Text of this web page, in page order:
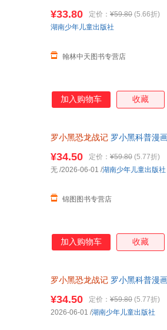
¥33.80 定价： ¥59.80 (5.66折)
翰林中天图书专营店
湖南少年儿童出版社
加入购物车 收藏
罗小黑恐龙战记 罗小黑科普漫
¥34.50 定价： ¥59.80 (5.77折)
锦图图书专营店
无 /2026-06-01 /湖南少年儿童出版社
加入购物车 收藏
罗小黑恐龙战记 罗小黑科普漫
¥34.50 定价： ¥59.80 (5.77折)
2026-06-01 /湖南少年儿童出版社